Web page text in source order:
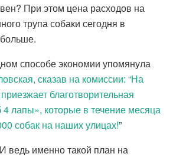
При этом цена расходов на
трупа собаки сегодня в
способе экономии упомянула
сказав на комиссии: “На
благотворительная
4 лапы», которые в течение месяца
собак на наших улицах!”
ведь именно такой план на